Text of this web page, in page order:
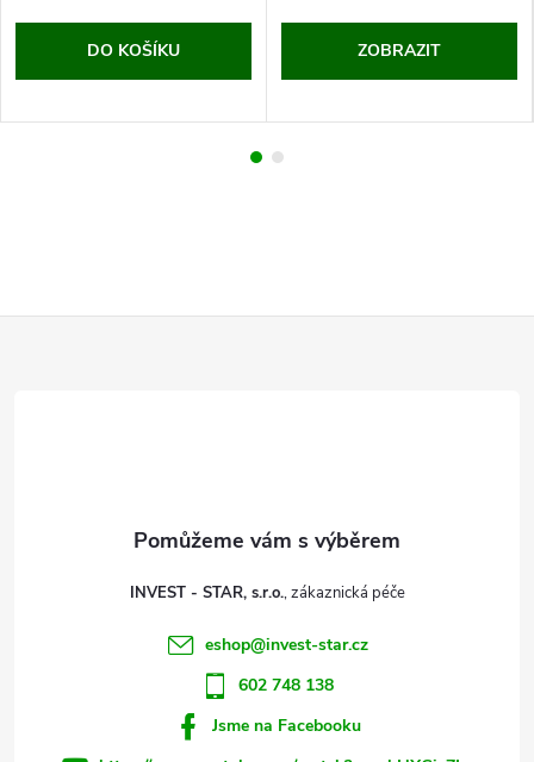
DO KOŠÍKU ZOBRAZIT
INVEST - STAR, s.r.o.
eshop@invest-star.cz
602 748 138
Jsme na Facebooku